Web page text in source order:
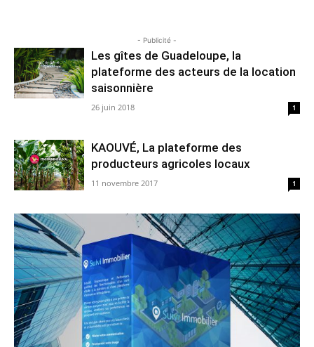
- Publicité -
Les gîtes de Guadeloupe, la
plateforme des acteurs de la location
saisonnière
26 juin 2018 1
KAOUVÉ, La plateforme des
producteurs agricoles locaux
11 novembre 2017 1